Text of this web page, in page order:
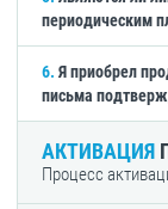
периодическим
6. Я приобрел
письма
АКТИВАЦИЯ
Процесс